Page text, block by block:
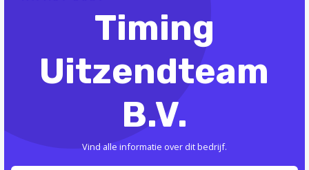
Timing
Uitzendteam
B.V.
Vind alle informatie over dit bedrijf.